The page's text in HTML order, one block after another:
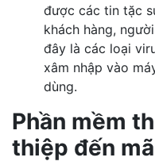
được các tin tặc
khách hàng,
đây là các loại
xâm nhập vào
dùng.
Phần mềm
thiệp đến